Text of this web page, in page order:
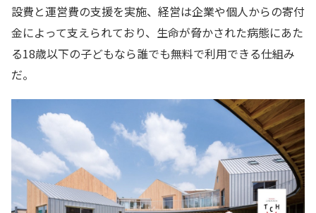
設費と運営費の支援を実施、経営は企業や個人からの寄付
金によって支えられており、生命が脅かされた病態にあた
る18歳以下の子どもなら誰でも無料で利用できる仕組み
だ。